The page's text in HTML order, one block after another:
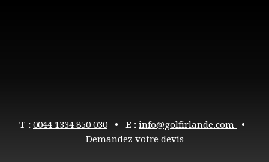
T : 0044 1334 850 030 • E : info@golfirlande.com
•
Demandez votre devis